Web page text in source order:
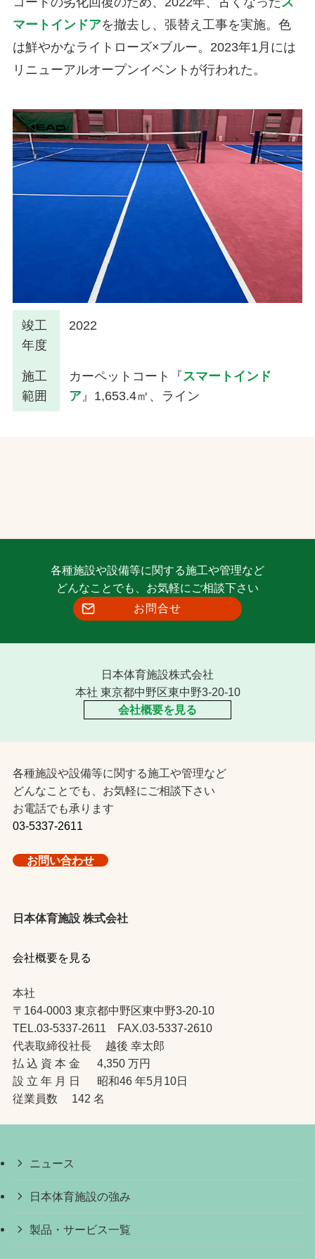
マートインドアを撤去し、張替え工事を実施。色
は鮮やかなライトローズ×ブルー。2023年1月には
リニューアルオープンイベントが行われた。
竣工
年度
2022
施工
範囲
カーペットコート『スマートインド
ア』1,653.4㎡、ライン
各種施設や設備等に関する施工や管理など
どんなことでも、お気軽にご相談下さい
お問合せ
日本体育施設株式会社
本社 東京都中野区東中野3-20-10
会社概要を見る
各種施設や設備等に関する施工や管理など
どんなことでも、お気軽にご相談下さい
お電話でも承ります
03-5337-2611
お問い合わせ
日本体育施設 株式会社
会社概要を見る
本社
〒164-0003 東京都中野区東中野3-20-10
TEL.03-5337-2611 FAX.03-5337-2610
代表取締役社長 越後 幸太郎
払 込 資 本 金 4,350 万円
設 立 年 月 日 昭和46 年5月10日
従業員数 142 名
ニュース
日本体育施設の強み
製品・サービス一覧